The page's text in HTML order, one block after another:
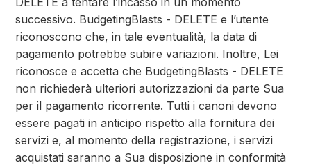
successivo. BudgetingBlasts - DELETE e l’utente
riconoscono che, in tale eventualità, la data di
pagamento potrebbe subire variazioni. Inoltre, Lei
riconosce e accetta che BudgetingBlasts - DELETE
non richiederà ulteriori autorizzazioni da parte Sua
per il pagamento ricorrente. Tutti i canoni devono
essere pagati in anticipo rispetto alla fornitura dei
servizi e, al momento della registrazione, i servizi
acquistati saranno a Sua disposizione in conformità